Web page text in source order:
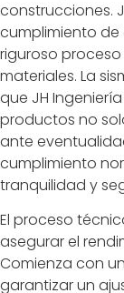
construcciones.
cumplimiento de
riguroso
materiales. La
que JH
productos no
ante
cumplimiento
tranquilidad y
El proceso
asegurar el
Comienza con
garantizar un